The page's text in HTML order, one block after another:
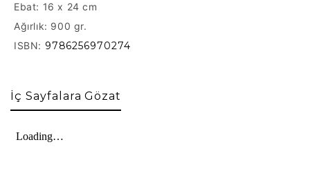
Ebat: 16 x 24 cm
Ağırlık: 900 gr.
ISBN: 9786256970274
İç Sayfalara Gözat